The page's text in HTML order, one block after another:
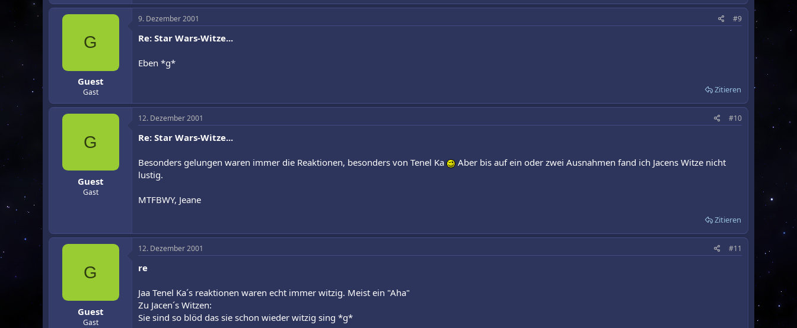
G
Guest
Gast
9. Dezember 2001 #9
Re: Star Wars-Witze...
Eben *g*
Zitieren
G
Guest
Gast
12. Dezember 2001 #10
Re: Star Wars-Witze...
Besonders gelungen waren immer die Reaktionen, besonders von Tenel Ka
Aber bis auf ein oder zwei Ausnahmen fand ich Jacens Witze nicht
lustig.
MTFBWY, Jeane
Zitieren
G
Guest
Gast
12. Dezember 2001 #11
re
Jaa Tenel Ka´s reaktionen waren echt immer witzig. Meist ein "Aha"
Zu Jacen´s Witzen:
Sie sind so blöd das sie schon wieder witzig sing *g*